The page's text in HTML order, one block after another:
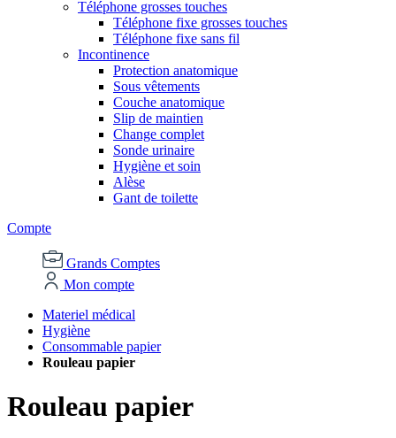
Téléphone grosses touches
Téléphone fixe grosses touches
Téléphone fixe sans fil
Incontinence
Protection anatomique
Sous vêtements
Couche anatomique
Slip de maintien
Change complet
Sonde urinaire
Hygiène et soin
Alèse
Gant de toilette
Compte
Grands Comptes
Mon compte
Materiel médical
Hygiène
Consommable papier
Rouleau papier
Rouleau papier